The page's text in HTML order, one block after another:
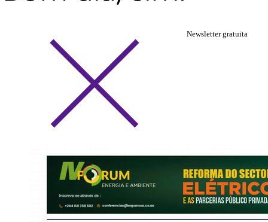
Newsletter gratuita